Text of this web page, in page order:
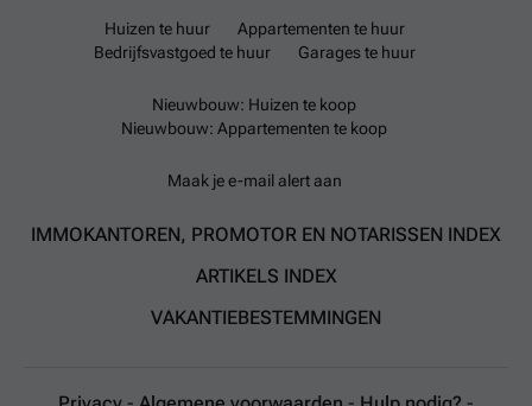
Huizen te huur
Appartementen te huur
Bedrijfsvastgoed te huur
Garages te huur
Nieuwbouw: Huizen te koop
Nieuwbouw: Appartementen te koop
Maak je e-mail alert aan
IMMOKANTOREN, PROMOTOR EN NOTARISSEN INDEX
ARTIKELS INDEX
VAKANTIEBESTEMMINGEN